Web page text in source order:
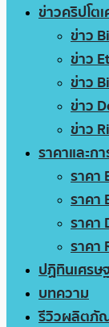
ข่าวคริปโต
ข่าว
ข่าว
ข่าว
ข่าว
ข่าว
ราคาและก
ราคา
ราคา
ราคา
ราคา
ปฏิทินเศรษ
บทความ
รีวิวผลิตภั